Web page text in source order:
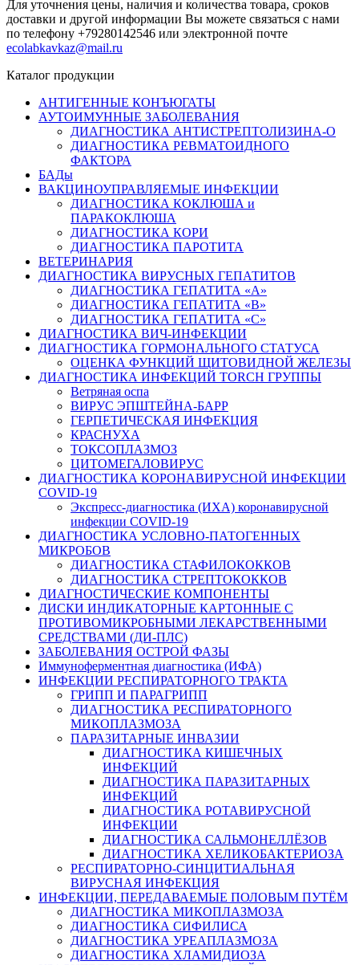
Для уточнения цены, наличия и количества товара, сроков
доставки и другой информации Вы можете связаться с нами
по телефону +79280142546 или электронной почте
ecolabkavkaz@mail.ru
Каталог продукции
АНТИГЕННЫЕ КОНЪЮГАТЫ
АУТОИМУННЫЕ ЗАБОЛЕВАНИЯ
ДИАГНОСТИКА АНТИСТРЕПТОЛИЗИНА-О
ДИАГНОСТИКА РЕВМАТОИДНОГО
ФАКТОРА
БАДы
ВАКЦИНОУПРАВЛЯЕМЫЕ ИНФЕКЦИИ
ДИАГНОСТИКА КОКЛЮША и
ПАРАКОКЛЮША
ДИАГНОСТИКА КОРИ
ДИАГНОСТИКА ПАРОТИТА
ВЕТЕРИНАРИЯ
ДИАГНОСТИКА ВИРУСНЫХ ГЕПАТИТОВ
ДИАГНОСТИКА ГЕПАТИТА «А»
ДИАГНОСТИКА ГЕПАТИТА «В»
ДИАГНОСТИКА ГЕПАТИТА «С»
ДИАГНОСТИКА ВИЧ-ИНФЕКЦИИ
ДИАГНОСТИКА ГОРМОНАЛЬНОГО СТАТУСА
ОЦЕНКА ФУНКЦИЙ ЩИТОВИДНОЙ ЖЕЛЕЗЫ
ДИАГНОСТИКА ИНФЕКЦИЙ TORCH ГРУППЫ
Ветряная оспа
ВИРУС ЭПШТЕЙНА-БАРР
ГЕРПЕТИЧЕСКАЯ ИНФЕКЦИЯ
КРАСНУХА
ТОКСОПЛАЗМОЗ
ЦИТОМЕГАЛОВИРУС
ДИАГНОСТИКА КОРОНАВИРУСНОЙ ИНФЕКЦИИ
COVID-19
Экспресс-диагностика (ИХА) коронавирусной
инфекции COVID-19
ДИАГНОСТИКА УСЛОВНО-ПАТОГЕННЫХ
МИКРОБОВ
ДИАГНОСТИКА СТАФИЛОКОККОВ
ДИАГНОСТИКА СТРЕПТОКОККОВ
ДИАГНОСТИЧЕСКИЕ КОМПОНЕНТЫ
ДИСКИ ИНДИКАТОРНЫЕ КАРТОННЫЕ С
ПРОТИВОМИКРОБНЫМИ ЛЕКАРСТВЕННЫМИ
СРЕДСТВАМИ (ДИ-ПЛС)
ЗАБОЛЕВАНИЯ ОСТРОЙ ФАЗЫ
Иммуноферментная диагностика (ИФА)
ИНФЕКЦИИ РЕСПИРАТОРНОГО ТРАКТА
ГРИПП И ПАРАГРИПП
ДИАГНОСТИКА РЕСПИРАТОРНОГО
МИКОПЛАЗМОЗА
ПАРАЗИТАРНЫЕ ИНВАЗИИ
ДИАГНОСТИКА КИШЕЧНЫХ
ИНФЕКЦИЙ
ДИАГНОСТИКА ПАРАЗИТАРНЫХ
ИНФЕКЦИЙ
ДИАГНОСТИКА РОТАВИРУСНОЙ
ИНФЕКЦИИ
ДИАГНОСТИКА САЛЬМОНЕЛЛЁЗОВ
ДИАГНОСТИКА ХЕЛИКОБАКТЕРИОЗА
РЕСПИРАТОРНО-СИНЦИТИАЛЬНАЯ
ВИРУСНАЯ ИНФЕКЦИЯ
ИНФЕКЦИИ, ПЕРЕДАВАЕМЫЕ ПОЛОВЫМ ПУТЁМ
ДИАГНОСТИКА МИКОПЛАЗМОЗА
ДИАГНОСТИКА СИФИЛИСА
ДИАГНОСТИКА УРЕАПЛАЗМОЗА
ДИАГНОСТИКА ХЛАМИДИОЗА